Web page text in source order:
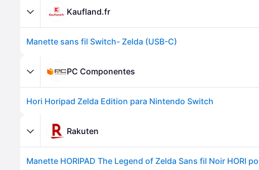
Kaufland.fr
Manette sans fil Switch- Zelda (USB-C)
PC Componentes
Hori Horipad Zelda Edition para Nintendo Switch
Rakuten